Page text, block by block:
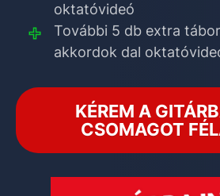
oktatóvideó
További 5 db extra
akkordok dal
KÉREM A
CSOMAGOT